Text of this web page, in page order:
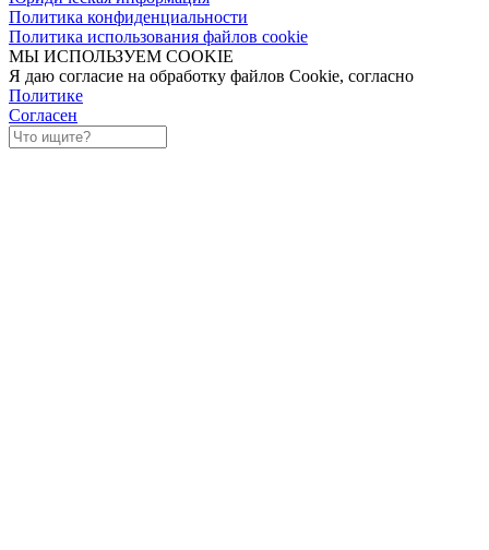
Политика конфиденциальности
Политика использования файлов cookie
МЫ ИСПОЛЬЗУЕМ COOKIE
Я даю согласие на обработку файлов Cookie, согласно
Политике
Согласен